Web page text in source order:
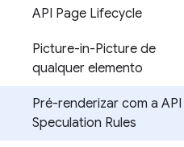
API Page Lifecycle
Picture-in-Picture de
qualquer elemento
Pré-renderizar com a API
Speculation Rules